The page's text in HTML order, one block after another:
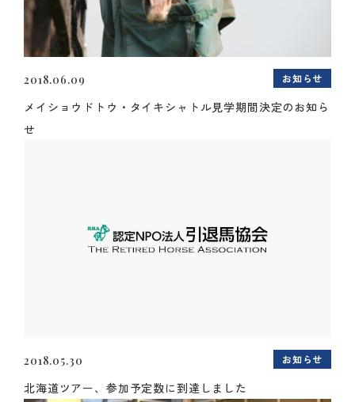
2018.06.09 お知らせ
メイショウドトウ・タイキシャトル見学期間決定のお知ら
せ
2018.05.30 お知らせ
北海道ツアー、参加予定数に到達しました